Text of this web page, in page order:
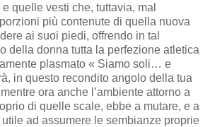
quelle vesti che, tuttavia, mal
più contenute di quella nuova
ai suoi piedi, offrendo in tal
della donna tutta la perfezione atletica
plasmato « Siamo soli… e
in questo recondito angolo della tua
ora anche l’ambiente attorno a
di quelle scale, ebbe a mutare, e a
ad assumere le sembianze proprie